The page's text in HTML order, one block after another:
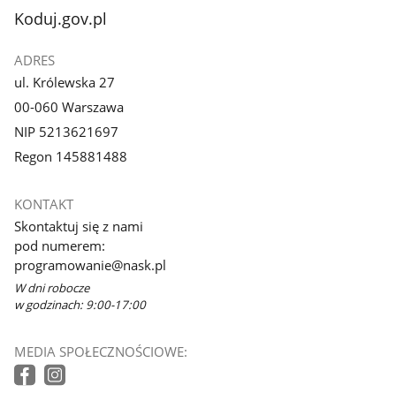
stopka
Koduj.gov.pl
ADRES
ul. Królewska 27
00-060 Warszawa
NIP 5213621697
Regon 145881488
KONTAKT
Skontaktuj się z nami
pod numerem:
programowanie@nask.pl
W dni robocze
w godzinach: 9:00-17:00
MEDIA SPOŁECZNOŚCIOWE: